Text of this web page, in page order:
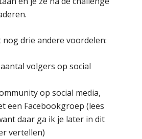
nog drie andere voordelen:
volgers op social
op social media,
een Facebookgroep (lees
daar ga ik je later in dit
vertellen)